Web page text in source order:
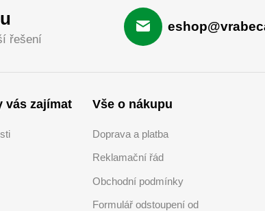
řešení
vás zajímat Vše o nákupu
Doprava a platba
Reklamační řád
Obchodní podmínky
Formulář odstoupení od